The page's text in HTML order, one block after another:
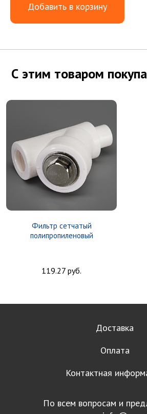
Добавить в корзину
С этим товаром
Фильтр сетчатый
полипропиленовый
119.27 руб.
Доставка
Оплата
Контактная
По всем вопросам и